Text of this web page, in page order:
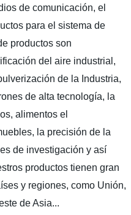
de comunicación, el
para el sistema de
productos son
del aire industrial,
de la Industria,
de alta tecnología, la
alimentos el
la precisión de la
de investigación y así
productos tienen gran
y regiones, como Unión,
de Asia...